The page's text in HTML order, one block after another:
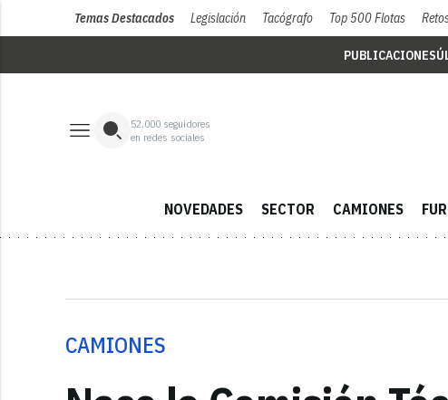
Temas Destacados Legislación Tacógrafo Top 500 Flotas
PUBLICACIONES
52,000 seguidores
en redes sociales
NOVEDADES SECTOR CAMIONES
CAMIONES